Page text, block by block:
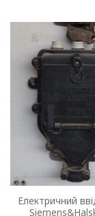
Електричний